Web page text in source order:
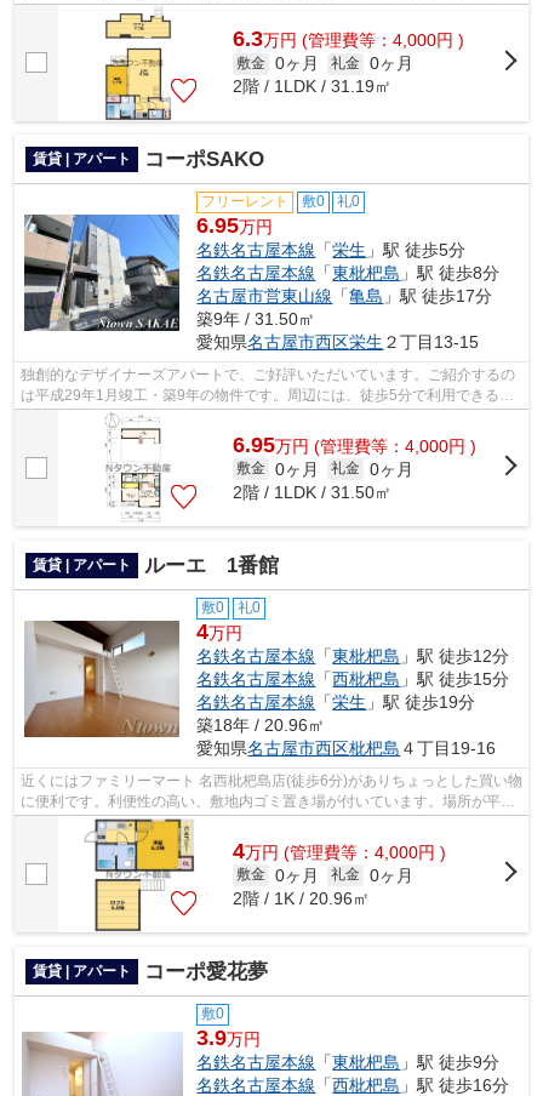
テ。できるだけ早めに不動産情報を集め...
6.3万円 (管理費等：4,000円 )
敷金 0ヶ月 礼金 0ヶ月
2階 / 1LDK / 31.19㎡
賃貸 | アパート コーポSAKO
フリーレント 敷0 礼0
6.95万円
名鉄名古屋本線 「栄生 」駅 徒歩5分
名鉄名古屋本線 「東枇杷島 」駅 徒歩8分
名古屋市営東山線 「亀島 」駅 徒歩17分
築9年 / 31.50㎡
愛知県名古屋市西区栄生 ２丁目13-15
独創的なデザイナーズアパートで、ご好評いただいています。ご紹介するの
は平成29年1月竣工・築9年の物件です。周辺には、徒歩5分で利用できる駅
があります。こだわりポイント満載のコ...
6.95万円 (管理費等：4,000円 )
敷金 0ヶ月 礼金 0ヶ月
2階 / 1LDK / 31.50㎡
賃貸 | アパート ルーエ 1番館
敷0 礼0
4万円
名鉄名古屋本線 「東枇杷島 」駅 徒歩12分
名鉄名古屋本線 「西枇杷島 」駅 徒歩15分
名鉄名古屋本線 「栄生 」駅 徒歩19分
築18年 / 20.96㎡
愛知県名古屋市西区枇杷島 ４丁目19-16
近くにはファミリーマート 名西枇杷島店(徒歩6分)がありちょっとした買い物
に便利です。利便性の高い、敷地内ゴミ置き場が付いています。場所が平坦
なのは、ランニングをする上で抑え...
4万円 (管理費等：4,000円 )
敷金 0ヶ月 礼金 0ヶ月
2階 / 1K / 20.96㎡
賃貸 | アパート コーポ愛花夢
敷0
3.9万円
名鉄名古屋本線 「東枇杷島 」駅 徒歩9分
名鉄名古屋本線 「西枇杷島 」駅 徒歩16分